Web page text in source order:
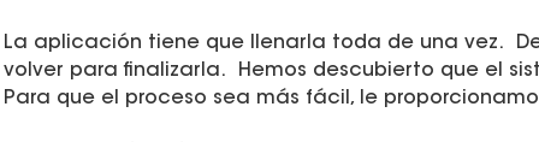
La aplicación tiene que llenarla toda de una vez.
volver para finalizarla. Hemos descubierto que el
Para que el proceso sea más fácil, le